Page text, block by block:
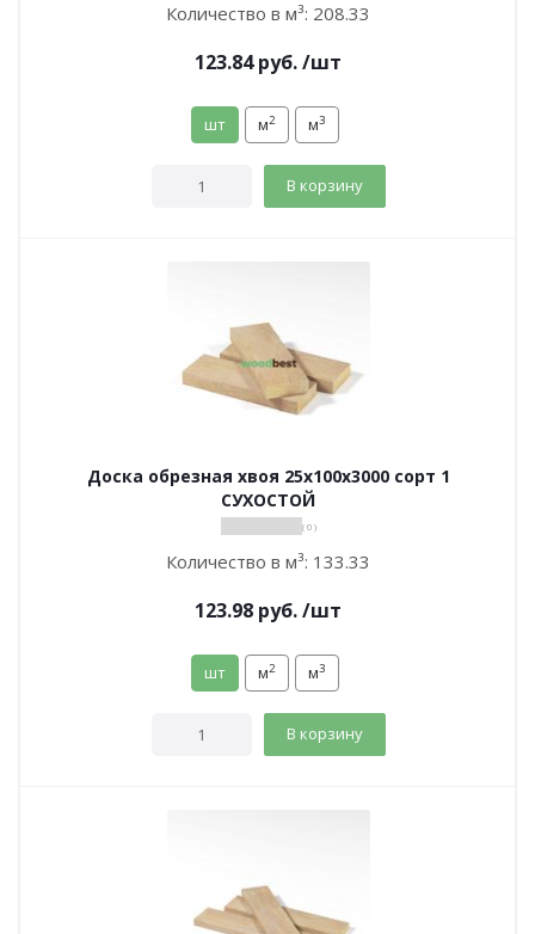
Количество в м³: 208.33
123.84руб./шт
шт м2 м3
В корзину
Доска обрезная хвоя 25х100х3000 сорт 1
СУХОСТОЙ
( 0 )
Количество в м³: 133.33
123.98 руб./шт
шт м2 м3
В корзину